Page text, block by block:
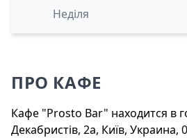
Неділя
ПРО КАФЕ
Кафе "Prosto Bar" находится в
Декабристів, 2а, Київ, Украина,